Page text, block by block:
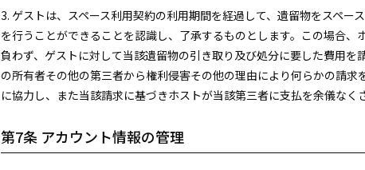
3. ゲストは、スペース利用契約の利用期間を経過して、遺留物をスペ
を行うことができることを認識し、了承するものとします。この場合
負わず、ゲストに対して当該遺留物の引き取り及び処分に要した費用
の所有者その他の第三者から権利侵害その他の理由により何らかの請
に協力し、また当該請求に基づきホストが当該第三者に支払を余儀なく
第7条 アカウント情報の管理